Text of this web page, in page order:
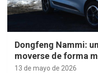
Dongfeng Nammi:
moverse de forma
13 de mayo de 2026